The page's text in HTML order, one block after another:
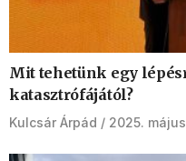
Mit tehetünk egy
katasztrófájától?
Kulcsár Árpád 2025.